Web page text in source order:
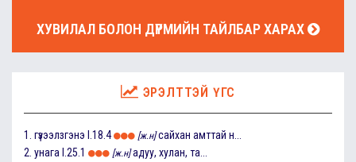
ХУВИЛАЛ БОЛОН ДҮРМИЙН ТАЙЛБАР ХАРАХ
ЭРЭЛТТЭЙ ҮГС
1. гүзээлзгэнэ I.18.4 [ж.н] сайхан амттай н...
2. унага I.25.1 [ж.н] адуу, хулан, та...